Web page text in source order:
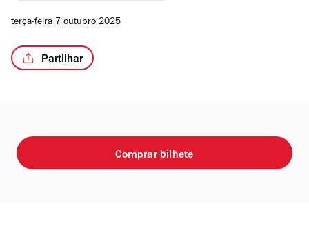
terça-feira 7 outubro 2025
Partilhar
Comprar bilhete